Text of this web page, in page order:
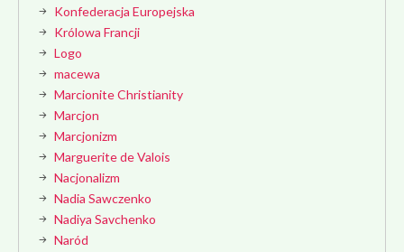
Konfederacja Europejska
Królowa Francji
Logo
macewa
Marcionite Christianity
Marcjon
Marcjonizm
Marguerite de Valois
Nacjonalizm
Nadia Sawczenko
Nadiya Savchenko
Naród